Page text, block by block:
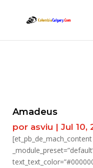
Amadeus
por asviu | Jul 10,